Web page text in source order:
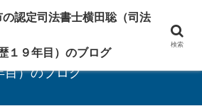
・遺言・登記の専門家
司法書士横田聡（司法書士歴１９
目）のブログ
認定司法書士横田聡（司法
１９年目）のブログ
検索